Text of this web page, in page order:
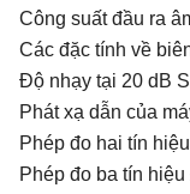
Công suất đầu ra
Các đặc tính về
Độ nhạy tại 20 dB
Phát xạ dẫn của
Phép đo hai tín
Phép đo ba tín hiệu